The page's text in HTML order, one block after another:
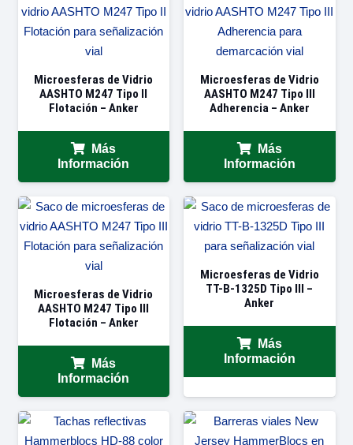
Microesferas de Vidrio
AASHTO M247 Tipo II
Flotación – Anker
Más
Información
Microesferas de Vidrio
AASHTO M247 Tipo III
Adherencia – Anker
Más
Información
Microesferas de Vidrio
AASHTO M247 Tipo III
Flotación – Anker
Más
Información
Microesferas de Vidrio
TT-B-1325D Tipo III –
Anker
Más
Información